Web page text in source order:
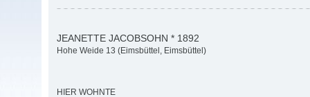
JEANETTE JACOBSOHN * 1892
Hohe Weide 13 (Eimsbüttel, Eimsbüttel)
HIER WOHNTE